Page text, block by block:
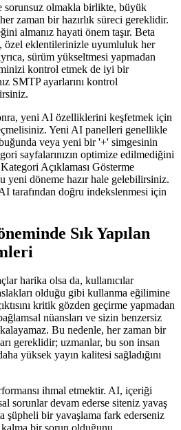
sorunsuz olmakla birlikte, büyük
zaman bir hazırlık süreci gereklidir.
almanız hayati önem taşır. Beta
özel eklentilerinizle uyumluluk her
sürüm yükseltmesi yapmadan
kontrol etmek de iyi bir
SMTP ayarlarını kontrol
yeni AI özelliklerini keşfetmek için
Yeni AI panelleri genellikle
veya yeni bir '+' simgesinin
sayfalarınızın optimize edilmediğini
Açıklaması Gösterme
yeni döneme hazır hale gelebilirsiniz.
tarafından doğru indekslenmesi için
Sık Yapılan
harika olsa da, kullanıcılar
olduğu gibi kullanma eğilimine
kritik gözden geçirme yapmadan
nüansları ve sizin benzersiz
Bu nedenle, her zaman bir
gereklidir; uzmanlar, bu son insan
yüksek yayın kalitesi sağladığını
ihmal etmektir. AI, içeriği
sorunlar devam ederse siteniz yavaş
şüpheli bir yavaşlama fark ederseniz